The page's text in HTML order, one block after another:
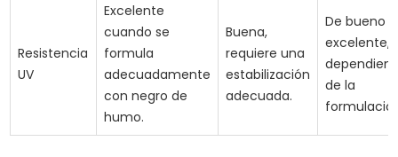
Resistencia
UV
Excelente
cuando se
formula
adecuadamente
con negro de
humo.
Buena,
requiere una
estabilización
adecuada.
De bueno a
excelente,
de la